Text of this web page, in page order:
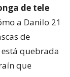
de tele
a Danilo 21
de
quebrada
que